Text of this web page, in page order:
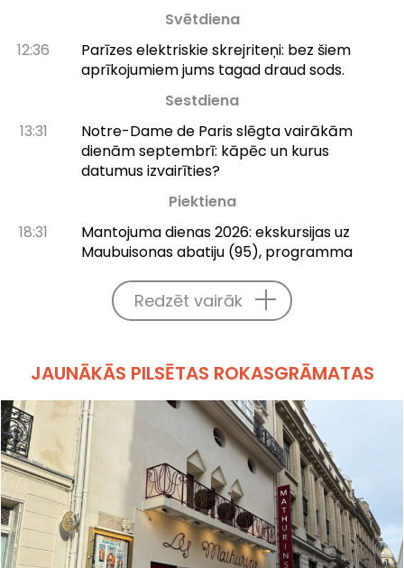
Svētdiena
12:36
Parīzes elektriskie skrejriteņi: bez šiem
aprīkojumiem jums tagad draud sods.
Sestdiena
13:31
Notre-Dame de Paris slēgta vairākām
dienām septembrī: kāpēc un kurus
datumus izvairīties?
Piektiena
18:31
Mantojuma dienas 2026: ekskursijas uz
Maubuisonas abatiju (95), programma
Redzēt vairāk
JAUNĀKĀS PILSĒTAS ROKASGRĀMATAS